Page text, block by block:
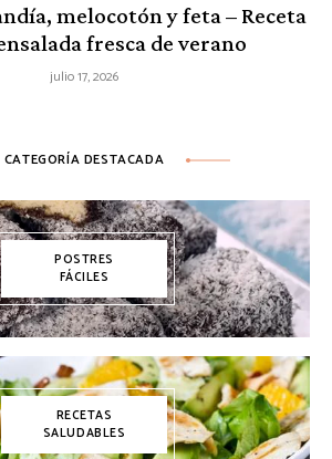
melocotón y feta – Receta
fresca de verano
julio 17, 2026
CATEGORÍA DESTACADA
POSTRES
FÁCILES
RECETAS
SALUDABLES